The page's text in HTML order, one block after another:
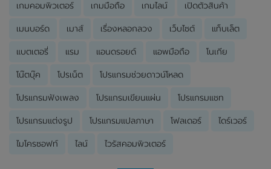
เกมคอมพิวเตอร์ เกมมือถือ เกมไลน์ เปิดตัวสินค้า
เมนบอร์ด เมาส์ เรื่องหลอกลวง เว็บไซต์ แท็บเล็ต
แบตเตอรี่ แรม แอนดรอยด์ แอพมือถือ โนเกีย
โน๊ตบุ๊ค โปรเน็ต โปรแกรมช่วยดาวน์โหลด
โปรแกรมฟังเพลง โปรแกรมเขียนแผ่น โปรแกรมแชท
โปรแกรมแต่งรูป โปรแกรมแปลภาษา โฟลเดอร์ ไดร์เวอร์
ไมโครซอฟท์ ไลน์ ไวรัสคอมพิวเตอร์